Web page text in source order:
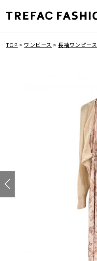
TOP > ワンピース > 長袖ワンピース